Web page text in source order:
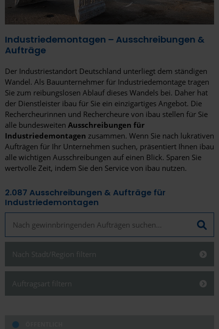
KONTAKT
Industriedemontagen – Ausschreibungen &
Aufträge
Der Industriestandort Deutschland unterliegt dem ständigen
Wandel. Als Bauunternehmer für Industriedemontage tragen
Sie zum reibungslosen Ablauf dieses Wandels bei. Daher hat
der Dienstleister ibau für Sie ein einzigartiges Angebot. Die
Rechercheurinnen und Rechercheure von ibau stellen für Sie
alle bundesweiten Ausschreibungen für
Industriedemontagen zusammen. Wenn Sie nach lukrativen
Aufträgen für Ihr Unternehmen suchen, präsentiert Ihnen ibau
alle wichtigen Ausschreibungen auf einen Blick. Sparen Sie
wertvolle Zeit, indem Sie den Service von ibau nutzen.
2.087 Ausschreibungen & Aufträge für
Industriedemontagen
Nach Stadt/Region filtern
Alles anzeigen
Auftragsart filtern
Alles anzeigen